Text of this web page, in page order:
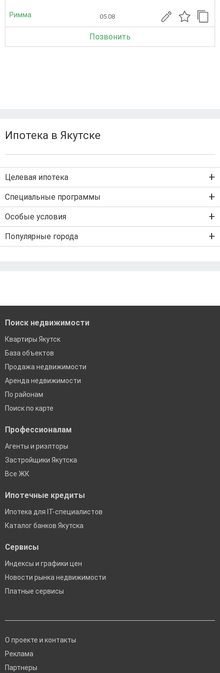
Римма 05.08
Позвонить
Ипотека в Якутске
Целевая ипотека
Ипотека на вторичку
Ипотека на строительство дома
IT-ипотека
Специальные программы
Военная ипотека
Дальневосточная ипотека
Особые условия
Ипотека без первого взноса
Популярные города
Поиск недвижимости
Квартиры Якутск
База объектов
Продажа недвижимости
Аренда недвижимости
По районам
Поиск по карте
Профессионалам
Агенты и риэлторы
Застройщики Якутска
Все ЖК
Ипотечные кредиты
Ипотека для IT-специалистов
Каталог банков Якутска
Сервисы
Индексы и графики цен
Новости рынка недвижимости
Платные сервисы
О проекте и контакты
Реклама
Партнеры